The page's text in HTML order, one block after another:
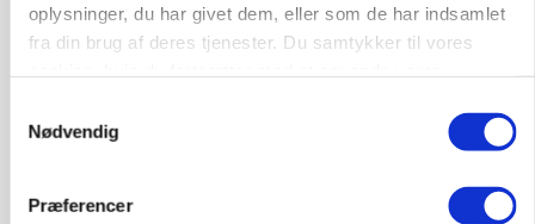
oplysninger, du har givet dem, eller som de har indsamlet
fra din brug af deres tjenester. Du samtykker til vores
Nødvendig
Præferencer
Annonce
Folketinget behandler ny gødskningslov: Sådan